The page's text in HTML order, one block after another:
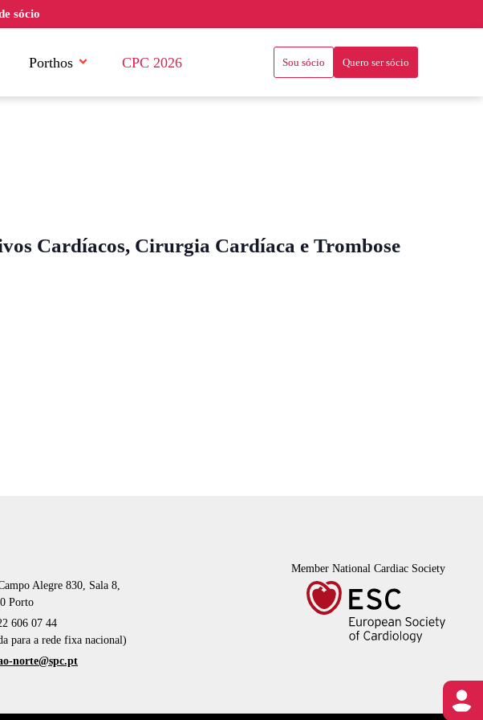
sócio
Porthos CPC 2026 Sou sócio Quero ser sócio
Cardíacos, Cirurgia Cardíaca e Trombose
Alegre 830, Sala 8,
Porto
606 07 44
para a rede fixa nacional)
norte@spc.pt
Member National Cardiac Society